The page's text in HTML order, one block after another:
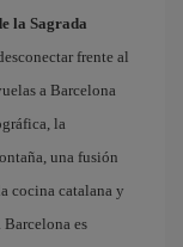
la Sagrada
frente al
a Barcelona
la
una fusión
cocina catalana y
es